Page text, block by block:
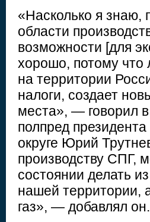
«Насколько я знаю,
области
возможности [для
хорошо, потому что
на территории
налоги, создает
места», — говорил
полпред
округе Юрий
производству СПГ,
состоянии делать
нашей территории,
газ», — добавлял он.